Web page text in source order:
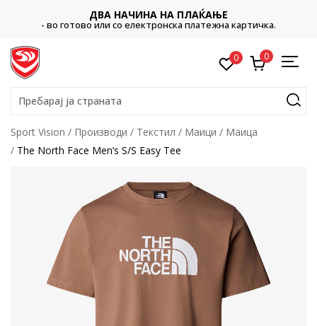
ДВА НАЧИНА НА ПЛАЌАЊЕ
- во готово или со електронска платежна картичка.
0 0
Пребарај ја страната
Sport Vision Производи Текстил Маици
Маица
The North Face Men’s S/S Easy Tee